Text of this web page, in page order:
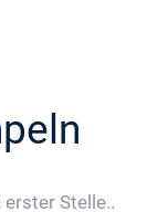
Stelle..